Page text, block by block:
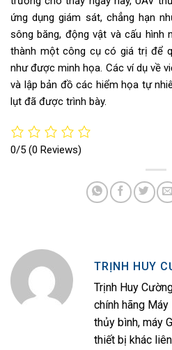
ứng dụng giám sát, chẳng hạn
sông băng, động vật và cấu hình
thành một công cụ có giá trị để
như được minh họa. Các ví dụ về
và lập bản đồ các hiểm họa tự
lụt đã được trình bày.
0/5 (0 Reviews)
TRỊNH HUY
Trịnh Huy
chính hãng Máy
thủy bình, máy
thiết bị khác